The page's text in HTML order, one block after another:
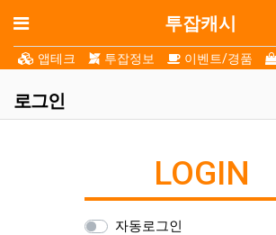
메뉴 투잡캐시
앱테크 투잡정보 이벤트/경품
로그인
LOGIN
자동로그인